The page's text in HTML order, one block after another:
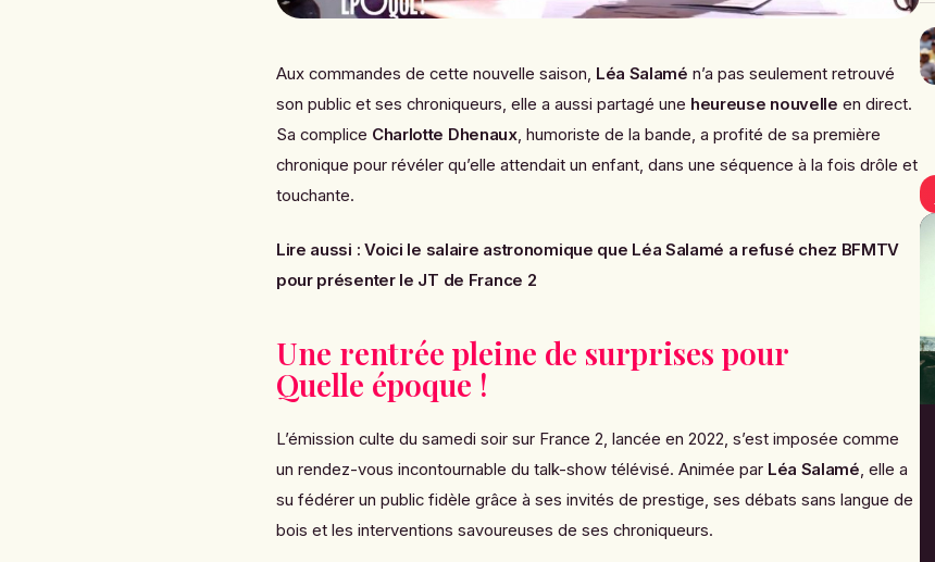
Aux commandes de cette nouvelle saison, Léa Salamé n’a pas seulement retrouvé
son public et ses chroniqueurs, elle a aussi partagé une heureuse nouvelle en direct.
Sa complice Charlotte Dhenaux, humoriste de la bande, a profité de sa première
chronique pour révéler qu’elle attendait un enfant, dans une séquence à la fois drôle et
touchante.
Lire aussi : Voici le salaire astronomique que Léa Salamé a refusé chez BFMTV
pour présenter le JT de France 2
Une rentrée pleine de surprises pour
Quelle époque !
L’émission culte du samedi soir sur France 2, lancée en 2022, s’est imposée comme
un rendez-vous incontournable du talk-show télévisé. Animée par Léa Salamé, elle a
su fédérer un public fidèle grâce à ses invités de prestige, ses débats sans langue de
bois et les interventions savoureuses de ses chroniqueurs.